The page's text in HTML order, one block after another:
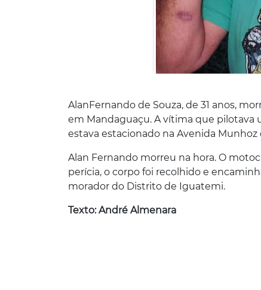
AlanFernando de Souza, de 31 anos,
em Mandaguaçu. A vítima que
estava estacionado na Avenida Munhoz
Alan Fernando morreu na hora. O
perícia, o corpo foi recolhido e
morador do Distrito de Iguatemi.
Texto: André Almenara